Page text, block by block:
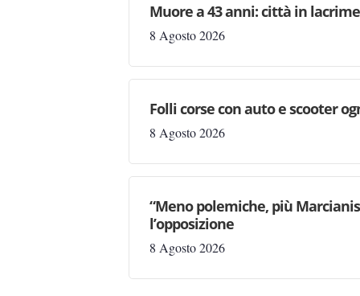
Muore a 43 anni: città in
8 Agosto 2026
Folli corse con auto e scooter
8 Agosto 2026
“Meno polemiche, più
l’opposizione
8 Agosto 2026